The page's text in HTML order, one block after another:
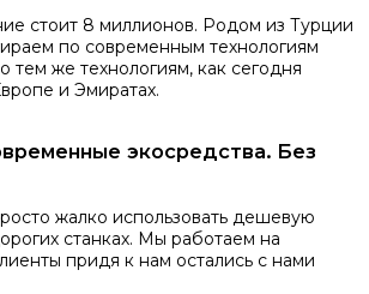
стоит 8 миллионов. Родом из Турции
по современным технологиям
тем же технологиям, как сегодня
и Эмиратах.
экосредства. Без
жалко использовать дешевую
станках. Мы работаем на
придя к нам остались с нами